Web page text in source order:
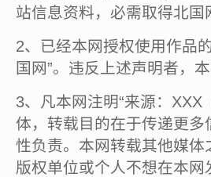
站信息资料，必需取得北
2、已经本网授权使用作品
国网”。违反上述声明者，
3、凡本网注明“来源：
体，转载目的在于传递更
性负责。本网转载其他媒
版权单位或个人不想在本